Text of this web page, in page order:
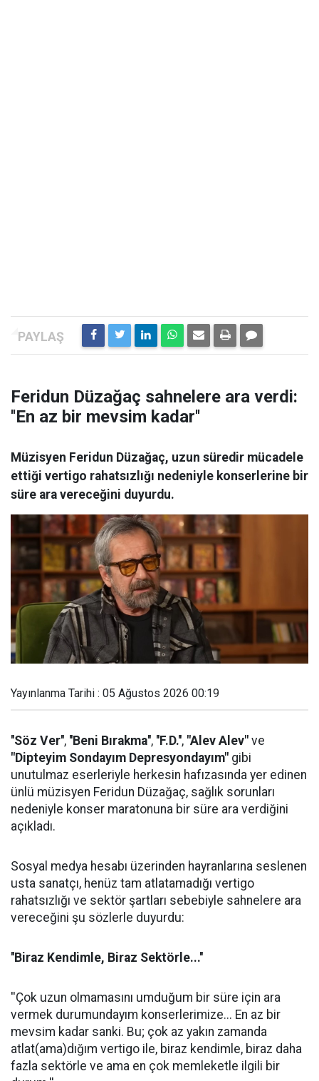
Feridun Düzağaç sahnelere ara verdi:
''En az bir mevsim kadar''
Müzisyen Feridun Düzağaç, uzun süredir mücadele
ettiği vertigo rahatsızlığı nedeniyle konserlerine bir
süre ara vereceğini duyurdu.
Yayınlanma Tarihi : 05 Ağustos 2026 00:19
''Söz Ver'', ''Beni Bırakma'', ''F.D.'', "Alev Alev" ve
"Dipteyim Sondayım Depresyondayım" gibi
unutulmaz eserleriyle herkesin hafızasında yer edinen
ünlü müzisyen Feridun Düzağaç, sağlık sorunları
nedeniyle konser maratonuna bir süre ara verdiğini
açıkladı.
Sosyal medya hesabı üzerinden hayranlarına seslenen
usta sanatçı, henüz tam atlatamadığı vertigo
rahatsızlığı ve sektör şartları sebebiyle sahnelere ara
vereceğini şu sözlerle duyurdu:
''Biraz Kendimle, Biraz Sektörle...''
''Çok uzun olmamasını umduğum bir süre için ara
vermek durumundayım konserlerimize... En az bir
mevsim kadar sanki. Bu; çok az yakın zamanda
atlat(ama)dığım vertigo ile, biraz kendimle, biraz daha
fazla sektörle ve ama en çok memleketle ilgili bir